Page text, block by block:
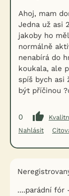
Ahoj, mam
Jedna už asi
jakoby ho
normálně
nenabírá do
koukala, ale
spíš bych asi
být příčinou
0
Nahlásit
....parádní fór